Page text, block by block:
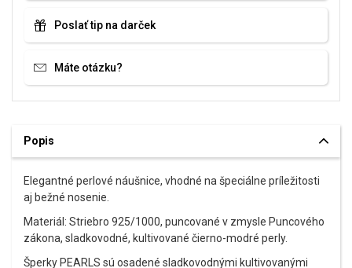
Poslať tip na darček
Máte otázku?
Popis
Elegantné perlové náušnice, vhodné na špeciálne príležitosti
aj bežné nosenie.
Materiál: Striebro 925/1000, puncované v zmysle Puncového
zákona, sladkovodné, kultivované čierno-modré perly.
Šperky PEARLS sú osadené sladkovodnými kultivovanými